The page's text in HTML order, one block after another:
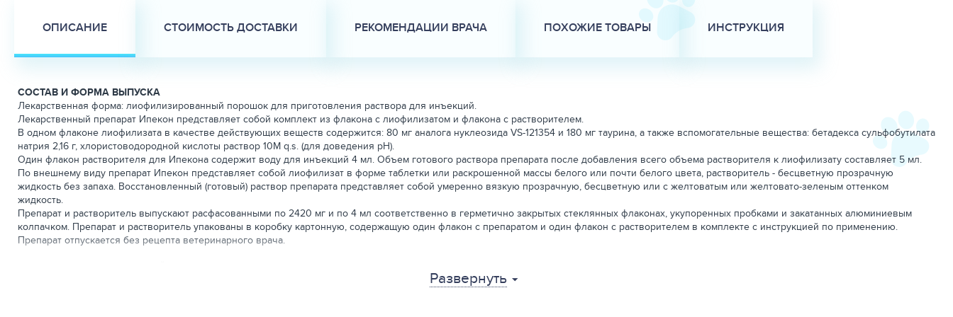
ОПИСАНИЕ СТОИМОСТЬ ДОСТАВКИ РЕКОМЕНДАЦИИ ВРАЧА ПОХОЖИЕ ТОВАРЫ ИНСТРУКЦИЯ
СОСТАВ И ФОРМА ВЫПУСКА
Лекарственная форма: лиофилизированный порошок для приготовления раствора для инъекций.
Лекарственный препарат Ипекон представляет собой комплект из флакона с лиофилизатом и флакона с растворителем.
В одном флаконе лиофилизата в качестве действующих веществ содержится: 80 мг аналога нуклеозида VS-121354 и 180 мг таурина, а также вспомогательные вещества: бетадекса сульфобутилата
натрия 2,16 г, хлористоводородной кислоты раствор 10М q.s. (для доведения pH).
Один флакон растворителя для Ипекона содержит воду для инъекций 4 мл. Объем готового раствора препарата после добавления всего объема растворителя к лиофилизату составляет 5 мл.
По внешнему виду препарат Ипекон представляет собой лиофилизат в форме таблетки или раскрошенной массы белого или почти белого цвета, растворитель - бесцветную прозрачную
жидкость без запаха. Восстановленный (готовый) раствор препарата представляет собой умеренно вязкую прозрачную, бесцветную или с желтоватым или желтовато-зеленым оттенком
жидкость.
Препарат и растворитель выпускают расфасованными по 2420 мг и по 4 мл соответственно в герметично закрытых стеклянных флаконах, укупоренных пробками и закатанных алюминиевым
колпачком. Препарат и растворитель упакованы в коробку картонную, содержащую один флакон с препаратом и один флакон с растворителем в комплекте с инструкцией по применению.
Препарат отпускается без рецепта ветеринарного врача.
Фармакотерапевтическая группа: противовирусное средство (нуклеотидный ингибитор РНК-полимеразы вируса инфекционного перитонита кошек (FIPV)).
Развернуть